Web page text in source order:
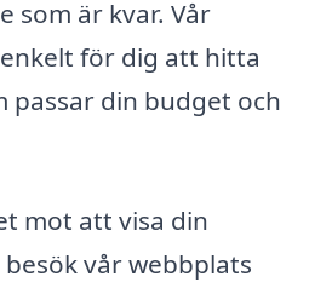
som är kvar. Vår
för dig att hitta
passar din budget och
mot att visa din
vår webbplats